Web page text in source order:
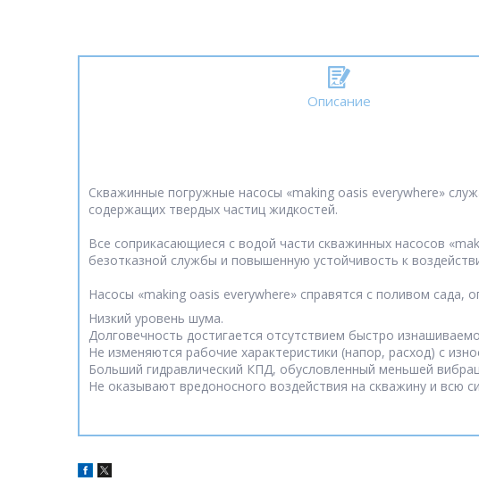
Описание
Скважинные погружные насосы «making oasis everywhere»
содержащих твердых частиц жидкостей.
Все соприкасающиеся с водой части скважинных насосов
безотказной службы и повышенную устойчивость к
Насосы «making oasis everywhere» справятся с поливом
Низкий уровень шума.
Долговечность достигается отсутствием быстро
Не изменяются рабочие характеристики (напор, расход) с
Больший гидравлический КПД, обусловленный меньшей
Не оказывают вредоносного воздействия на скважину и всю